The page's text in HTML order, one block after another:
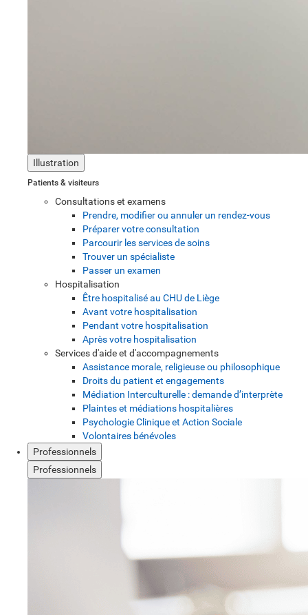
Illustration
Patients & visiteurs
Consultations et examens
Prendre, modifier ou annuler un rendez-vous
Préparer votre consultation
Parcourir les services de soins
Trouver un spécialiste
Passer un examen
Hospitalisation
Être hospitalisé au CHU de Liège
Avant votre hospitalisation
Pendant votre hospitalisation
Après votre hospitalisation
Services d'aide et d'accompagnements
Assistance morale, religieuse ou philosophique
Droits du patient et engagements
Médiation Interculturelle : demande d’interprète
Plaintes et médiations hospitalières
Psychologie Clinique et Action Sociale
Volontaires bénévoles
Professionnels
Professionnels